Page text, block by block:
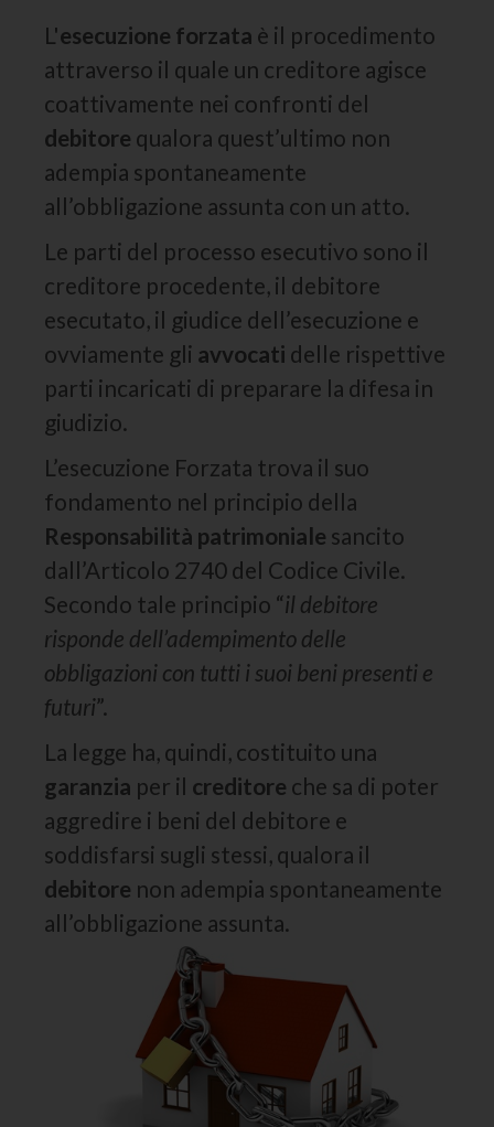
L'esecuzione forzata è il procedimento
attraverso il quale un creditore agisce
coattivamente nei confronti del
debitore qualora quest’ultimo non
adempia spontaneamente
all’obbligazione assunta con un atto.
Le parti del processo esecutivo sono il
creditore procedente, il debitore
esecutato, il giudice dell’esecuzione e
ovviamente gli avvocati delle rispettive
parti incaricati di preparare la difesa in
giudizio.
L’esecuzione Forzata trova il suo
fondamento nel principio della
Responsabilità patrimoniale sancito
dall’Articolo 2740 del Codice Civile.
Secondo tale principio “il debitore
risponde dell’adempimento delle
obbligazioni con tutti i suoi beni presenti e
futuri”.
La legge ha, quindi, costituito una
garanzia per il creditore che sa di poter
aggredire i beni del debitore e
soddisfarsi sugli stessi, qualora il
debitore non adempia spontaneamente
all’obbligazione assunta.